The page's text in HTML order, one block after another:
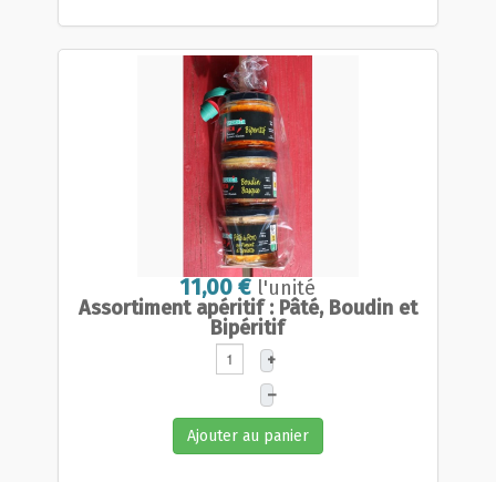
11,00 € l'unité
Assortiment apéritif : Pâté, Boudin et
Bipéritif
+
–
Ajouter au panier